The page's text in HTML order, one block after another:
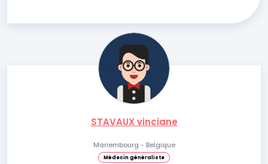
STAVAUX vinciane
Mariembourg - Belgique
Médecin généraliste